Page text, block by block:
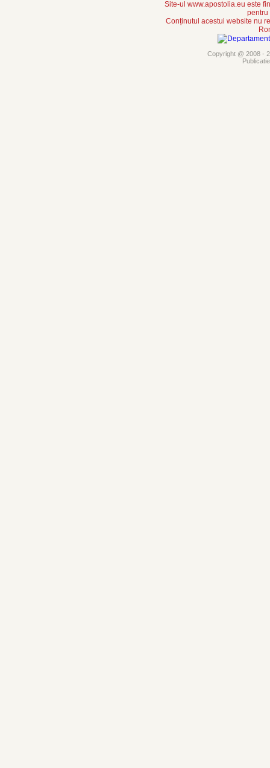
Site-ul www.apostolia.eu este
pentru
Conținutul acestui website nu
Copyright @ 2008 -